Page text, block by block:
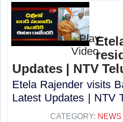
Updates | NTV
Etela Rajender visits
Latest Updates | NTV
CATEGORY: NEWS